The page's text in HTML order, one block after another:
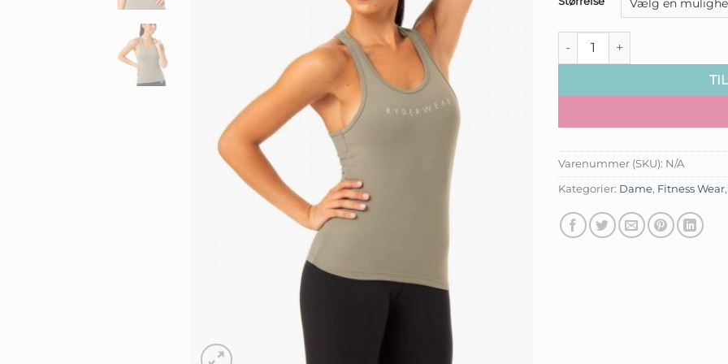
var:
Hyper Racer Back Tank -
Varenummer (SKU): N/A
Kategorier: Dame, Fitness Wear,